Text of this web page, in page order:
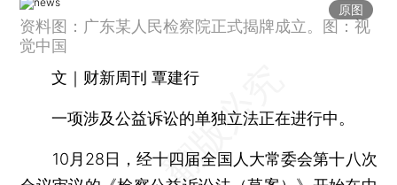
原图
资料图：广东某人民检察院正式揭牌成立。图：视
觉中国
文｜财新周刊 覃建行
一项涉及公益诉讼的单独立法正在进行中。
10月28日，经十四届全国人大常委会第十八次